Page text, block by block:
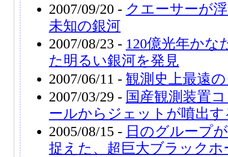
2007/09/20 - クエーサーが
未知の銀河
2007/08/23 - 120億光年かな
た明るい銀河を発見
2007/06/11 - 観測史上最遠
2007/03/29 - 国産観測装置
ールからジェットが噴出
2005/08/15 - 日のグループ
捉えた、超巨大ブラック